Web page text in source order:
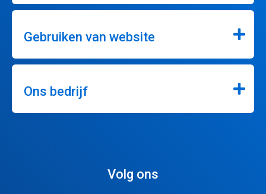
Gebruiken van website
Ons bedrijf
Volg ons